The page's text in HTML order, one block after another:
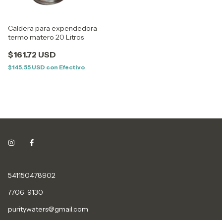
Caldera para expendedora
termo matero 20 Litros
$161.72 USD
$145.55 USD con Efectivo
541150478902
7706-9130
puritywaters@gmail.com